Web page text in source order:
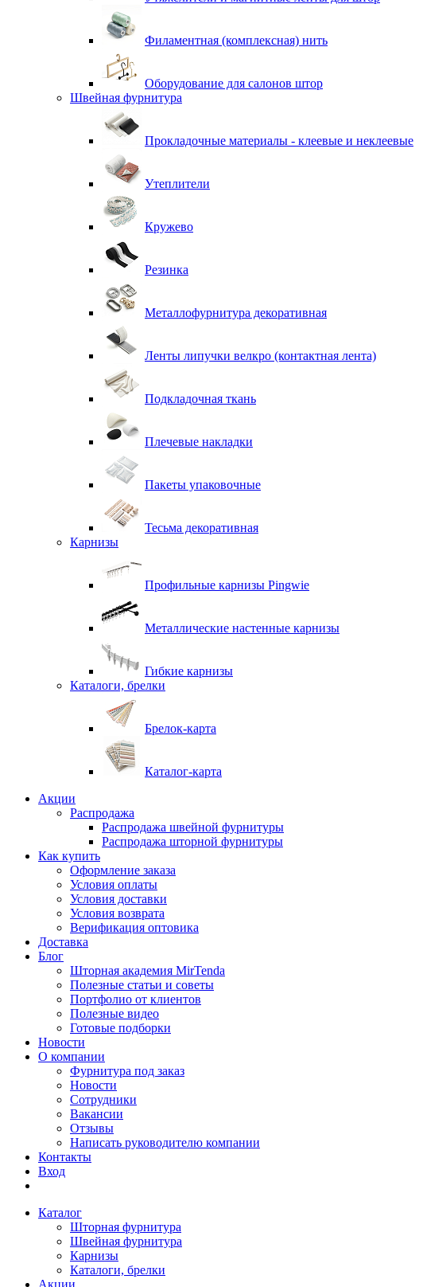
Филаментная (комплексная) нить
Оборудование для салонов штор
Швейная фурнитура
Прокладочные материалы - клеевые и неклеевые
Утеплители
Кружево
Резинка
Металлофурнитура декоративная
Ленты липучки велкро (контактная лента)
Подкладочная ткань
Плечевые накладки
Пакеты упаковочные
Тесьма декоративная
Карнизы
Профильные карнизы Pingwie
Металлические настенные карнизы
Гибкие карнизы
Каталоги, брелки
Брелок-карта
Каталог-карта
Акции
Распродажа
Распродажа швейной фурнитуры
Распродажа шторной фурнитуры
Как купить
Оформление заказа
Условия оплаты
Условия доставки
Условия возврата
Верификация оптовика
Доставка
Блог
Шторная академия MirTenda
Полезные статьи и советы
Портфолио от клиентов
Полезные видео
Готовые подборки
Новости
О компании
Фурнитура под заказ
Новости
Сотрудники
Вакансии
Отзывы
Написать руководителю компании
Контакты
Вход
Каталог
Шторная фурнитура
Швейная фурнитура
Карнизы
Каталоги, брелки
Акции